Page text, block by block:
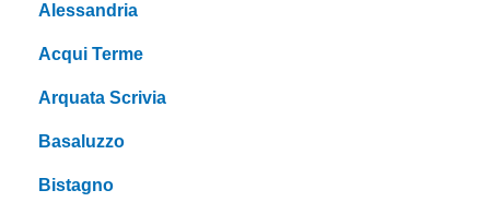
Alessandria
Acqui Terme
Arquata Scrivia
Basaluzzo
Bistagno